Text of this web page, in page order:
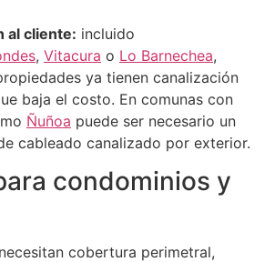
al cliente: incluido
, Vitacura o Lo Barnechea,
ya tienen canalización
baja el costo. En comunas con
Ñuñoa puede ser necesario un
cableado canalizado por exterior.
condominios y
cobertura perimetral,